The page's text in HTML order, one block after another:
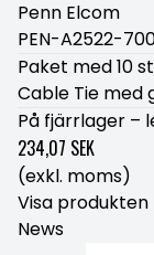
Penn Elcom
PEN-A2522-
Paket med 10
Cable Tie med
På fjärrlager –
234,07 SEK
(exkl. moms)
Visa produkten
News